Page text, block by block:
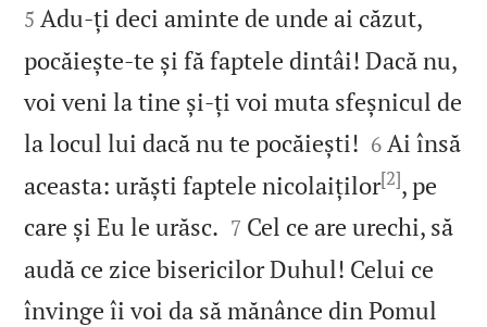
5 Adu‑ți deci aminte de unde ai căzut,
pocăiește‑te și fă faptele dintâi! Dacă nu,
voi veni la tine și‑ți voi muta sfeșnicul de
la locul lui dacă nu te pocăiești! 

6 Ai însă
aceasta: urăști faptele nicolaiților[2], pe
care și Eu le urăsc. 

7 Cel ce are urechi, să
audă ce zice bisericilor Duhul! Celui ce
învinge îi voi da să mănânce din Pomul